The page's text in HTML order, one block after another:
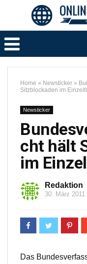
Home » Newsticker »
Sitzblockaden im
Newsticker
cht hält
im
Redaktion
30. März 2011
Das